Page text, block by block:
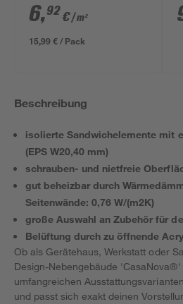
6,92€/ m²
15,99 € / Pack
Beschreibung
isolierte Sandwichelemente mit
(EPS W20,40 mm)
schrauben- und nietfreie
gut beheizbar durch
Seitenwände: 0,76 W/(m2K)
große Auswahl an Zubehör für
Belüftung durch zu öffnende
Ob als Gerätehaus, Werkstatt oder
Design-Nebengebäude
umfangreichen
und passt sich exakt deinen